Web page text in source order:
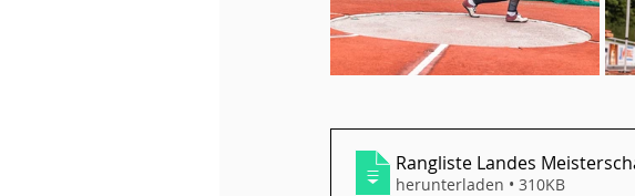
Rangliste Landes
herunterladen • 310KB